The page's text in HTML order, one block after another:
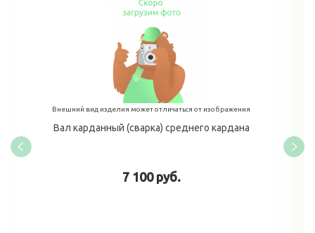
Внешний вид изделия может отличаться от изображения
Вал карданный (сварка) среднего кардана
7 100 руб.